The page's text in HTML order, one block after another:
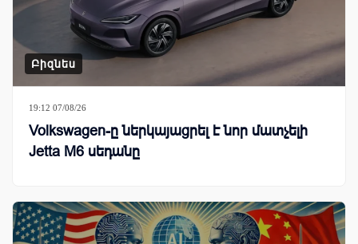
Բիզնես
19:12 07/08/26
Volkswagen-ը ներկայացրել է նոր մատչելի
Jetta M6 սեդանը